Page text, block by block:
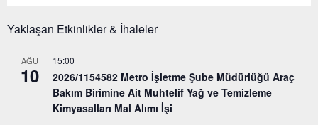
Yaklaşan Etkinlikler & İhaleler
AĞU
10
15:00
2026/1154582 Metro İşletme Şube Müdürlüğü Araç
Bakım Birimine Ait Muhtelif Yağ ve Temizleme
Kimyasalları Mal Alımı İşi